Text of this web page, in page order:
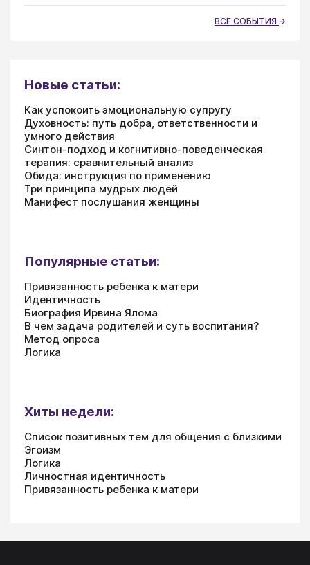
ВСЕ СОБЫТИЯ
Новые статьи:
Как успокоить эмоциональную супругу
Духовность: путь добра, ответственности и
умного действия
Синтон-подход и когнитивно-поведенческая
терапия: сравнительный анализ
Обида: инструкция по применению
Три принципа мудрых людей
Манифест послушания женщины
Популярные статьи:
Привязанность ребенка к матери
Идентичность
Биография Ирвина Ялома
В чем задача родителей и суть воспитания?
Метод опроса
Логика
Хиты недели:
Список позитивных тем для общения с близкими
Эгоизм
Логика
Личностная идентичность
Привязанность ребенка к матери